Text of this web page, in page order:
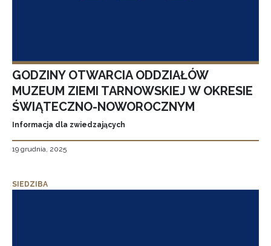
GODZINY OTWARCIA ODDZIAŁÓW
MUZEUM ZIEMI TARNOWSKIEJ W OKRESIE
ŚWIĄTECZNO-NOWOROCZNYM
Informacja dla zwiedzających
19 grudnia, 2025
SIEDZIBA